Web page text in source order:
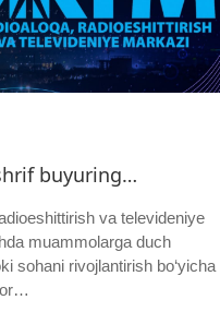
buyuring…
va televideniye
muammolarga duch
sohani rivojlantirish bo‘yicha